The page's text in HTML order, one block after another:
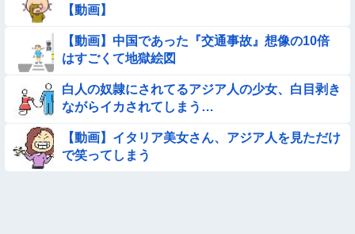
★★同格のように語られてるけど実際は『雲泥の差』があるも
【動画】スペインのJK、レベチｗｗｗｗｗｗｗｗｗｗ
【悩み相談】昭和の高1女子さん、夏の体験談ｗｗｗｗｗｗｗ
ｗ
【動画】海外の変態、レベチｗｗｗｗｗｗｗ
【動画】
【動画】中国であった『交通事故』想像の10倍
はすごくて地獄絵図
白人の奴隷にされてるアジア人の少女、白目剥き
ながらイカされてしまう…
【動画】イタリア美女さん、アジア人を見ただけ
で笑ってしまう